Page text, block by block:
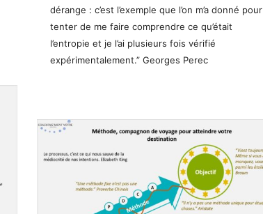
dérange : c’est l’exemple que l’on m’a donné pour
tenter de me faire comprendre ce qu’était
l’entropie et je l’ai plusieurs fois vérifié
expérimentalement.” Georges Perec